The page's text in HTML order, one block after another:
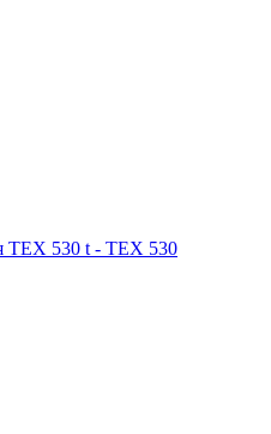
ТЕХ 530 t - ТЕХ 530